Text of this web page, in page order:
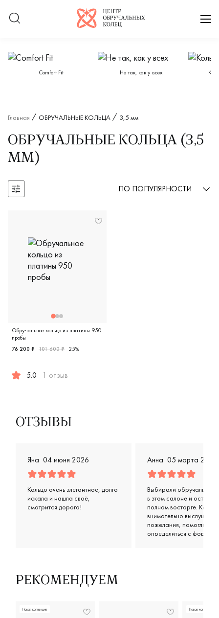
Логотип компании
Категории каталога
Сomfort Fit Не так, как у всех
Главная ОБРУЧАЛЬНЫЕ КОЛЬЦА 3,5 мм
ОБРУЧАЛЬНЫЕ КОЛЬЦА (3,5
ММ)
Открыть фильтры ПО ПОПУЛЯРНОСТИ
Обручальное кольцо из платины 950
пробы
76 200 ₽ 101 600 ₽ 25%
5.0 1 отзыв
ОТЗЫВЫ
Яна 04 июня 2026
Кольцо очень элегантное, долго
искала и нашла своё,
смотрится дорого!
Анна 05 марта 2026
Выбирали обручальные
в этом салоне и
полном восторге.
внимательно выслушали
пожелания, помогли
определиться с формой
чувствовалось, что им
РЕКОМЕНДУЕМ
Новая коллекция Новая коллекция